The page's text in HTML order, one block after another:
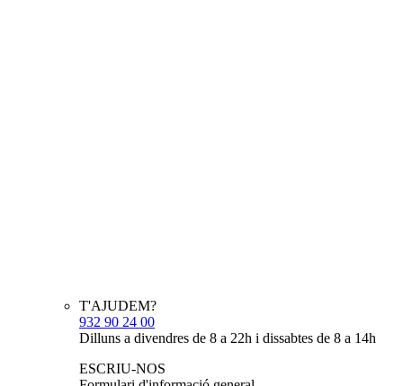
T'AJUDEM?
932 90 24 00
Dilluns a divendres de 8 a 22h i dissabtes de 8 a 14h
ESCRIU-NOS